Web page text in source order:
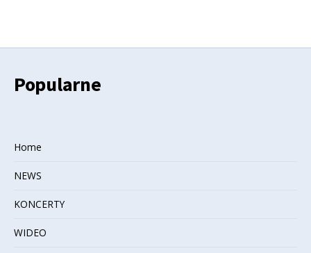
Popularne
Home
NEWS
KONCERTY
WIDEO